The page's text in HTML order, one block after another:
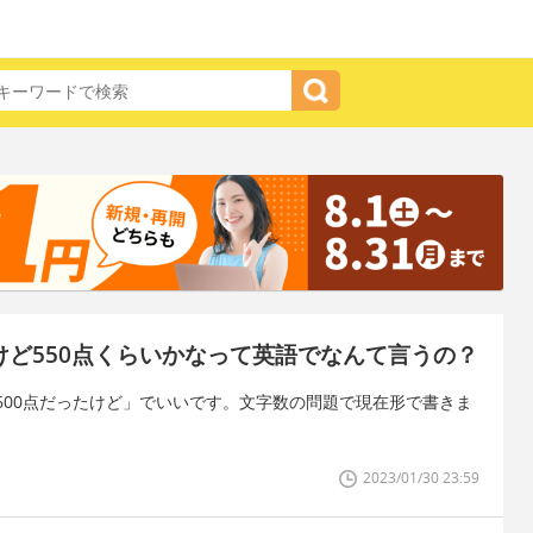
550点くらいかなって英語でなんて言うの？
点だったけど」でいいです。文字数の問題で現在形で書きま
2023/01/30 23:59